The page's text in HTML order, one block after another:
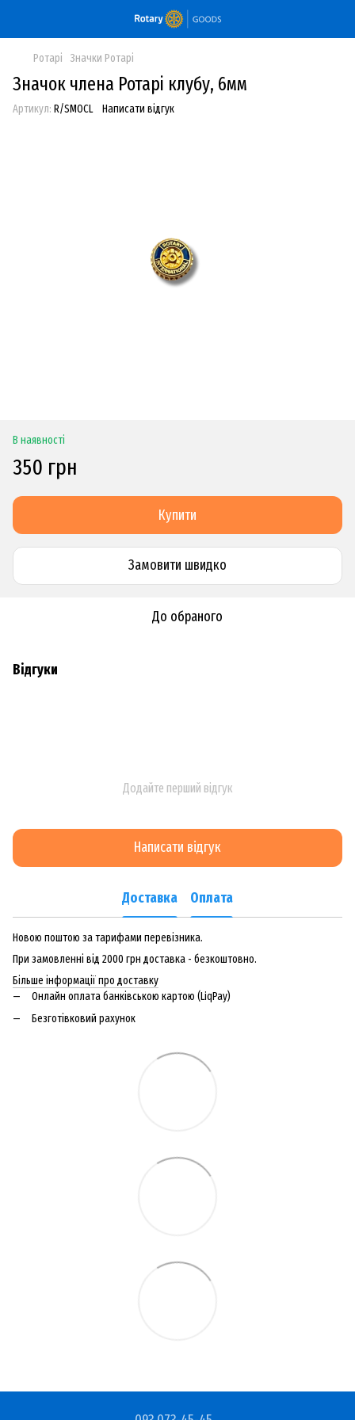
Ротарі Значки Ротарі
Значок члена Ротарі клубу, 6мм
Артикул: R/SMOCL Написати відгук
В наявності
350 грн
Купити
Замовити швидко
До обраного
Відгуки
Додайте перший відгук
Написати відгук
Доставка Оплата
Новою поштою за тарифами перевізника.
При замовленні від 2000 грн доставка - безкоштовно.
Більше інформації про доставку
Онлайн оплата банківською картою (LiqPay)
Безготівковий рахунок